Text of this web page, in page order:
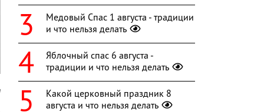
Медовый Спас 1 августа - традиции
и что нельзя делать
Яблочный спас 6 августа -
традиции и что нельзя делать
Какой церковный праздник 8
августа и что нельзя делать